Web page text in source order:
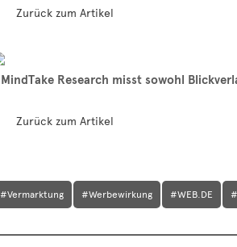
Zurück zum Artikel
MindTake Research misst sowohl
Zurück zum Artikel
#Vermarktung #Werbewirkung #WEB.DE